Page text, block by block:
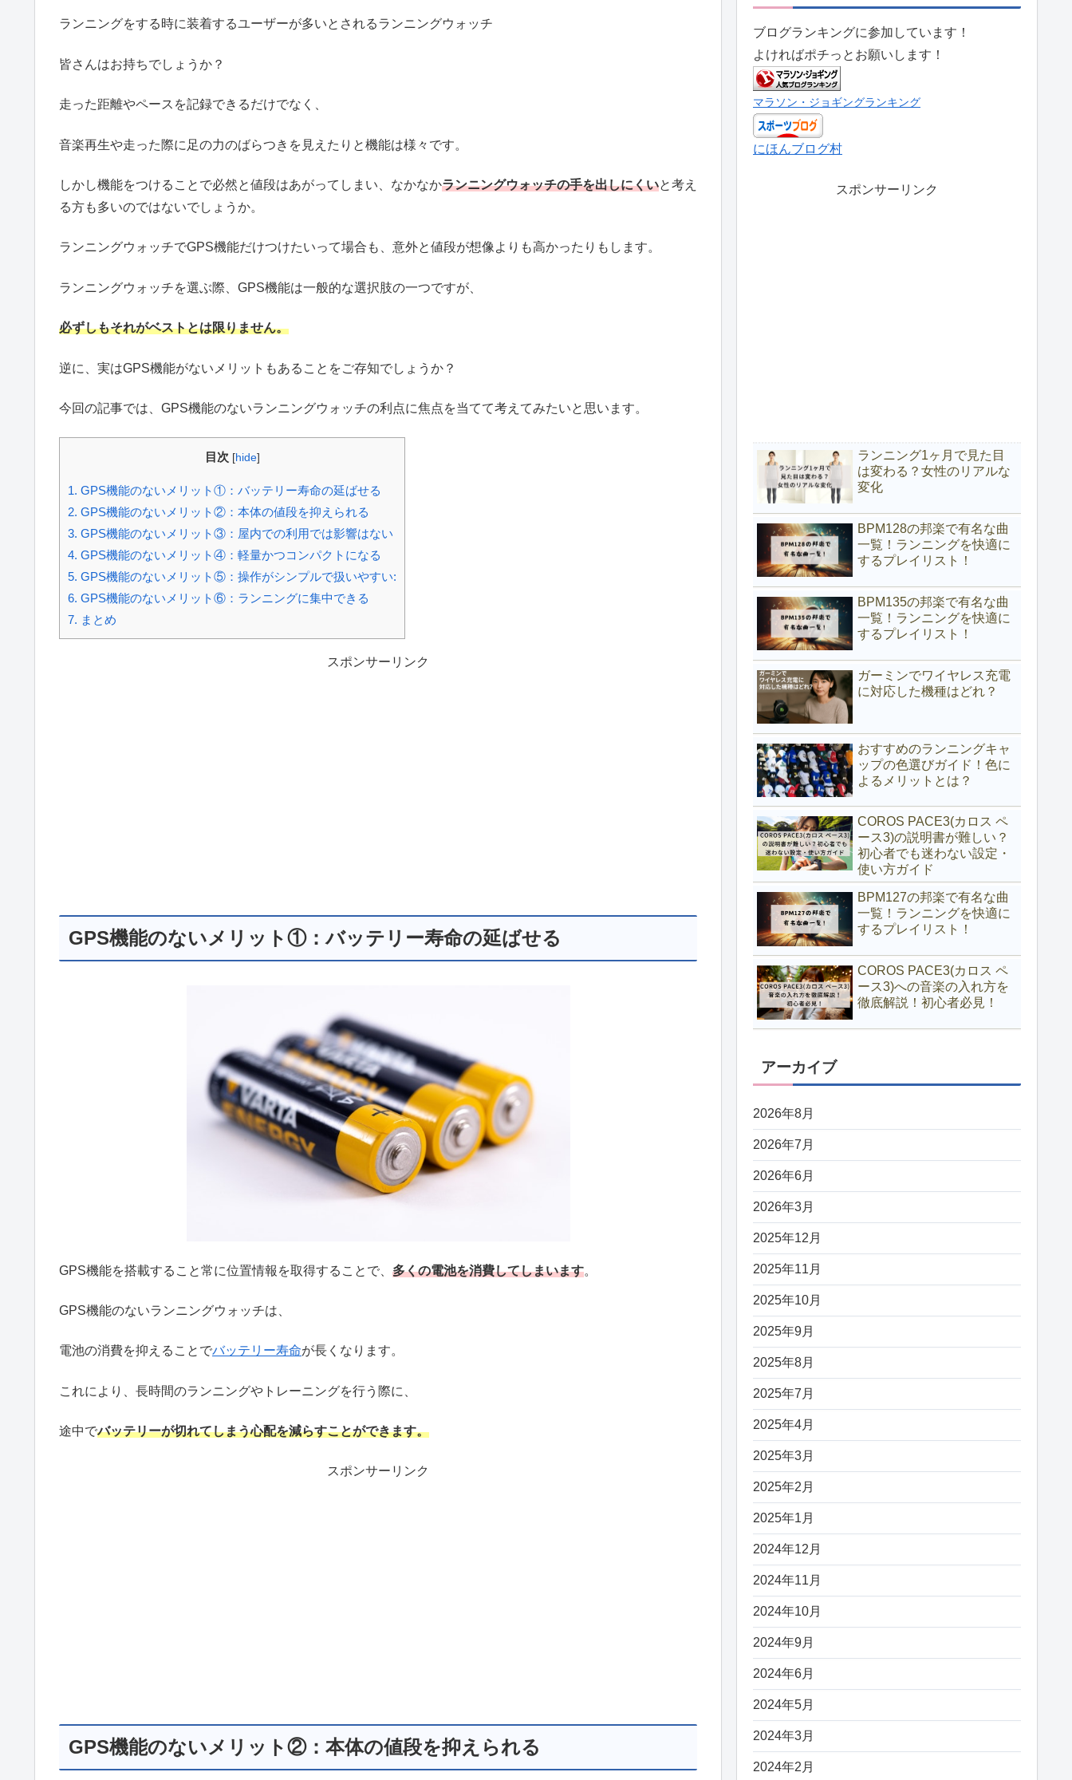
ランニングをする時に装着するユーザーが多いとされるランニングウォッチ
皆さんはお持ちでしょうか？
走った距離やペースを記録できるだけでなく、
音楽再生や走った際に足の力のばらつきを見えたりと機能は様々です。
しかし機能をつけることで必然と値段はあがってしまい、なかなかランニングウォッチの手を出しにくいと考え
る方も多いのではないでしょうか。
ランニングウォッチでGPS機能だけつけたいって場合も、意外と値段が想像よりも高かったりもします。
ランニングウォッチを選ぶ際、GPS機能は一般的な選択肢の一つですが、
必ずしもそれがベストとは限りません。
逆に、実はGPS機能がないメリットもあることをご存知でしょうか？
今回の記事では、GPS機能のないランニングウォッチの利点に焦点を当てて考えてみたいと思います。
目次 [hide]
1. GPS機能のないメリット①：バッテリー寿命の延ばせる
2. GPS機能のないメリット②：本体の値段を抑えられる
3. GPS機能のないメリット③：屋内での利用では影響はない
4. GPS機能のないメリット④：軽量かつコンパクトになる
5. GPS機能のないメリット⑤：操作がシンプルで扱いやすい:
6. GPS機能のないメリット⑥：ランニングに集中できる
7. まとめ
スポンサーリンク
GPS機能のないメリット①：バッテリー寿命の延ばせる
GPS機能を搭載すること常に位置情報を取得することで、 多くの電池を消費してしまいます。
GPS機能のないランニングウォッチは、
電池の消費を抑えることでバッテリー寿命が長くなります。
これにより、長時間のランニングやトレーニングを行う際に、
途中でバッテリーが切れてしまう心配を減らすことができます。
スポンサーリンク
GPS機能のないメリット②：本体の値段を抑えられる
ブログランキングに参加しています！
よければポチっとお願いします！
マラソン・ジョギングランキング
にほんブログ村
スポンサーリンク
ランニング1ヶ月で見た目
は変わる？女性のリアルな
変化
BPM128の邦楽で有名な曲
一覧！ランニングを快適に
するプレイリスト！
BPM135の邦楽で有名な曲
一覧！ランニングを快適に
するプレイリスト！
ガーミンでワイヤレス充電
に対応した機種はどれ？
おすすめのランニングキャ
ップの色選びガイド！色に
よるメリットとは？
COROS PACE3(カロス ペ
ース3)の説明書が難しい？
初心者でも迷わない設定・
使い方ガイド
BPM127の邦楽で有名な曲
一覧！ランニングを快適に
するプレイリスト！
COROS PACE3(カロス ペ
ース3)への音楽の入れ方を
徹底解説！初心者必見！
アーカイブ
2026年8月
2026年7月
2026年6月
2026年3月
2025年12月
2025年11月
2025年10月
2025年9月
2025年8月
2025年7月
2025年4月
2025年3月
2025年2月
2025年1月
2024年12月
2024年11月
2024年10月
2024年9月
2024年6月
2024年5月
2024年3月
2024年2月